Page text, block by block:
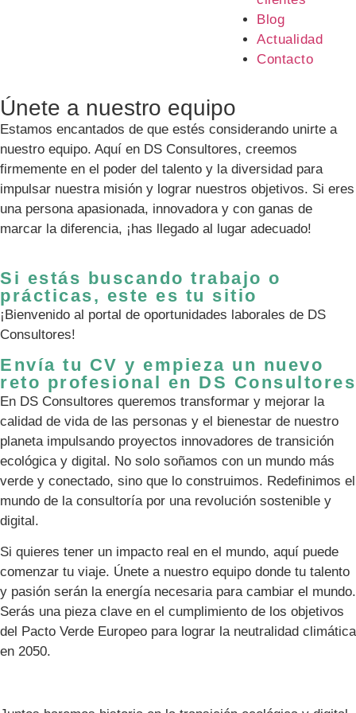
Blog
Actualidad
Contacto
Únete a nuestro equipo
Estamos encantados de que estés considerando unirte a
nuestro equipo. Aquí en DS Consultores, creemos
firmemente en el poder del talento y la diversidad para
impulsar nuestra misión y lograr nuestros objetivos. Si eres
una persona apasionada, innovadora y con ganas de
marcar la diferencia, ¡has llegado al lugar adecuado!
Si estás buscando trabajo o
prácticas, este es tu sitio
¡Bienvenido al portal de oportunidades laborales de DS
Consultores!
Envía tu CV y empieza un nuevo
reto profesional en DS Consultores
En DS Consultores queremos transformar y mejorar la
calidad de vida de las personas y el bienestar de nuestro
planeta impulsando proyectos innovadores de transición
ecológica y digital. No solo soñamos con un mundo más
verde y conectado, sino que lo construimos. Redefinimos el
mundo de la consultoría por una revolución sostenible y
digital.
Si quieres tener un impacto real en el mundo, aquí puede
comenzar tu viaje. Únete a nuestro equipo donde tu talento
y pasión serán la energía necesaria para cambiar el mundo.
Serás una pieza clave en el cumplimiento de los objetivos
del Pacto Verde Europeo para lograr la neutralidad climática
en 2050.